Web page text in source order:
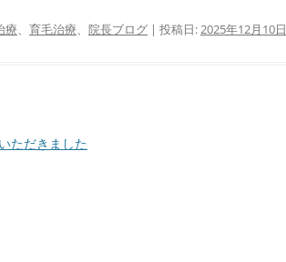
療、 育毛治療、 院長ブログ | 投稿日:2025年12月10日
ただきました